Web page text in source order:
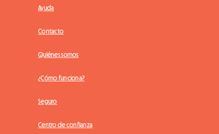
Ayuda
Contacto
Quiénes somos
¿Cómo funciona?
Seguro
Centro de confianza